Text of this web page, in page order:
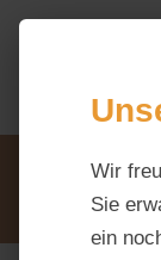
Hauptinhalt
Zur Suche
Unsere
Wir
Sie
ein